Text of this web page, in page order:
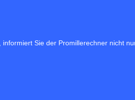
Sie der Promillerechner nicht